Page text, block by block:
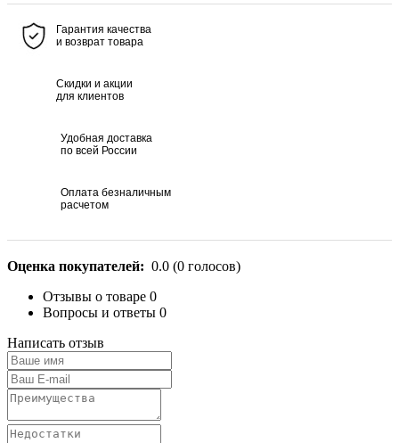
Гарантия качества
и возврат товара
Скидки и акции
для клиентов
Удобная доставка
по всей России
Оплата безналичным
расчетом
Оценка покупателей: 0.0 (0 голосов)
Отзывы о товаре 0
Вопросы и ответы 0
Написать отзыв